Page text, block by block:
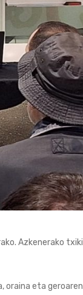
Azkenerako txiki
oraina eta geroaren